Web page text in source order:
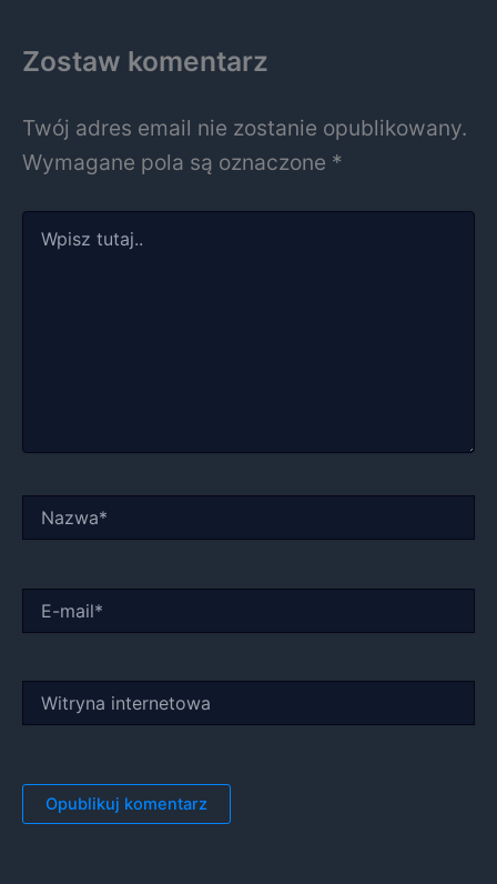
Zostaw komentarz
Twój adres email nie zostanie opublikowany.
Wymagane pola są oznaczone *
tutaj..
mail*
internetowa